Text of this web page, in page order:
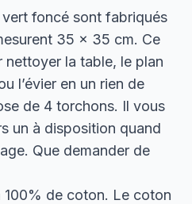
foncé sont fabriqués
35 x 35 cm. Ce
la table, le plan
l’évier en un rien de
de 4 torchons. Il vous
un à disposition quand
Que demander de
100% de coton. Le coton